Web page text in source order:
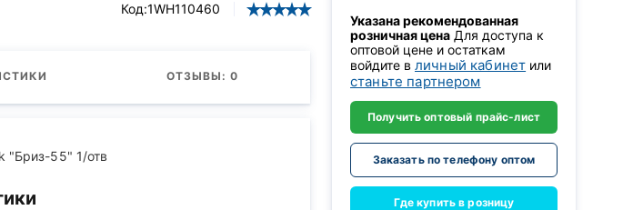
Код:1WH110460
ОТЗЫВЫ: 0
"Бриз-55" 1/отв
Указана рекомендованная
розничная цена Для доступа к
оптовой цене и остаткам
войдите в личный кабинет или
станьте партнером
Получить оптовый прайс-лист
Заказать по телефону оптом
Где купить в розницу